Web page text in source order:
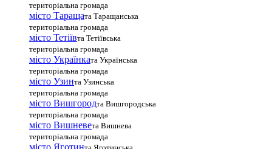
територіальна громада
місто Таращата Таращанська
територіальна громада
місто Тетіївта Тетіївська
територіальна громада
місто Українката Українська
територіальна громада
місто Узинта Узинська
територіальна громада
місто Вишгородта Вишгородська
територіальна громада
місто Вишневета Вишнева
територіальна громада
місто Яготин